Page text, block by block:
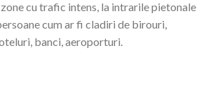
cu trafic intens, la intrarile pietonale
cum ar fi cladiri de birouri,
banci, aeroporturi.